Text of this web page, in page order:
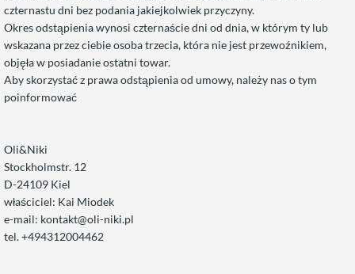
czternastu dni bez podania jakiejkolwiek przyczyny.
Okres odstąpienia wynosi czternaście dni od dnia, w którym ty lub
wskazana przez ciebie osoba trzecia, która nie jest przewoźnikiem,
objęła w posiadanie ostatni towar.
Aby skorzystać z prawa odstąpienia od umowy, należy nas o tym
poinformować
Oli&Niki
Stockholmstr. 12
D-24109 Kiel
właściciel: Kai Miodek
e-mail: kontakt@oli-niki.pl
tel. +494312004462